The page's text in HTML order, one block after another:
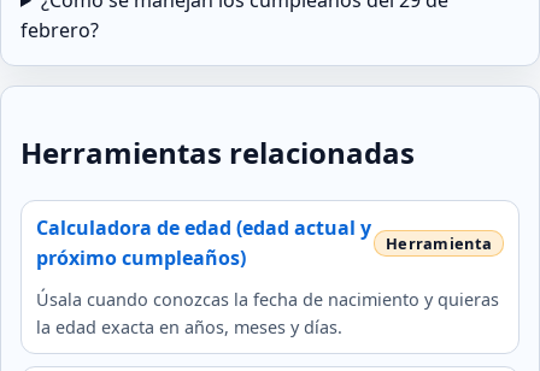
febrero?
Herramientas relacionadas
Calculadora de edad (edad actual y
próximo cumpleaños)
Úsala cuando conozcas la fecha de nacimiento y quieras
la edad exacta en años, meses y días.